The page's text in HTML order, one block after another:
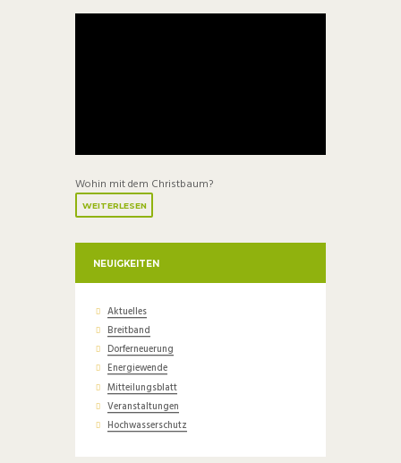
Wohin mit dem Christbaum?
WEITERLESEN
NEUIGKEITEN
Aktuelles
Breitband
Dorferneuerung
Energiewende
Mitteilungsblatt
Veranstaltungen
Hochwasserschutz